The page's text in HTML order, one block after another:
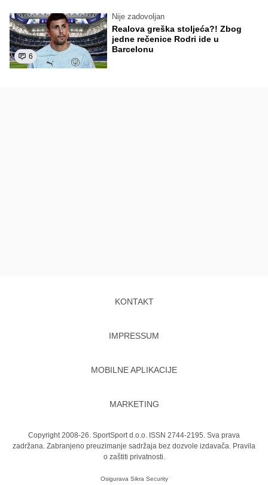
6
Nije zadovoljan
Realova greška stoljeća?! Zbog
jedne rečenice Rodri ide u
Barcelonu
KONTAKT
IMPRESSUM
MOBILNE APLIKACIJE
MARKETING
Copyright 2008-26. SportSport d.o.o. ISSN 2744-2195. Sva prava
zadržana. Zabranjeno preuzimanje sadržaja bez dozvole izdavača. Pravila
o zaštiti privatnosti.
Osigurava Sikra Security